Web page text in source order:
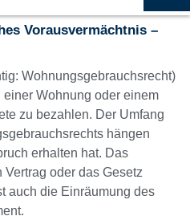
Vorausvermächtnis –
Wohnungsgebrauchsrecht)
Wohnung oder einem
zu bezahlen. Der Umfang
hängen
erhalten hat. Das
oder das Gesetz
auch die Einräumung des